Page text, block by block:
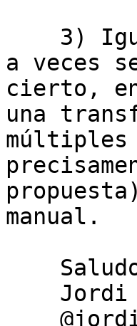
a veces
cierto, en
una
múltiples
manual.